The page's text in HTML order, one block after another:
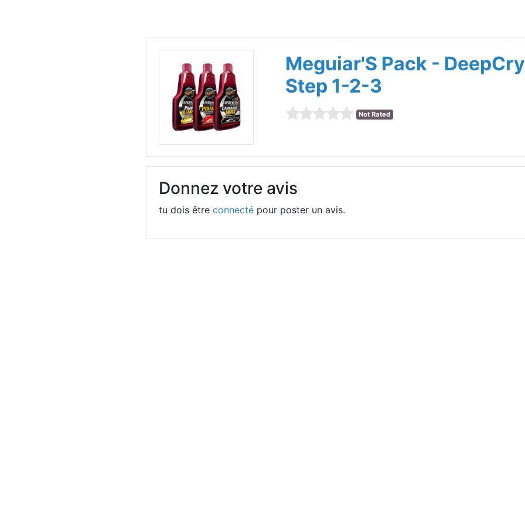
Meguiar'S Pack -
Step 1-2-3
Not Rated
Donnez votre avis
tu dois êtreconnecté pour poster un avis.